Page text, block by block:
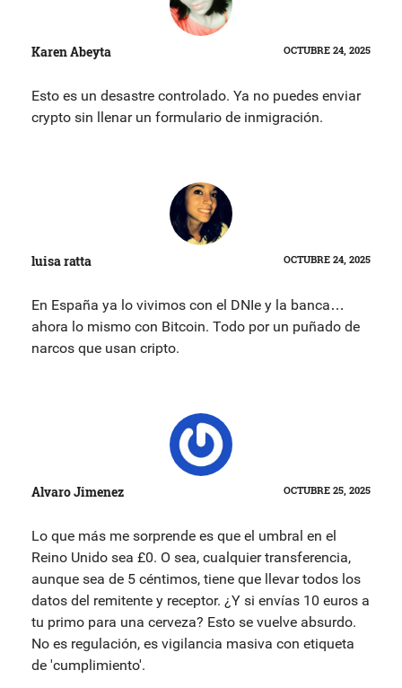
Karen Abeyta OCTUBRE 24, 2025
Esto es un desastre controlado. Ya no puedes enviar
crypto sin llenar un formulario de inmigración.
luisa ratta OCTUBRE 24, 2025
En España ya lo vivimos con el DNIe y la banca…
ahora lo mismo con Bitcoin. Todo por un puñado de
narcos que usan cripto.
Alvaro Jimenez OCTUBRE 25, 2025
Lo que más me sorprende es que el umbral en el
Reino Unido sea £0. O sea, cualquier transferencia,
aunque sea de 5 céntimos, tiene que llevar todos los
datos del remitente y receptor. ¿Y si envías 10 euros a
tu primo para una cerveza? Esto se vuelve absurdo.
No es regulación, es vigilancia masiva con etiqueta
de 'cumplimiento'.